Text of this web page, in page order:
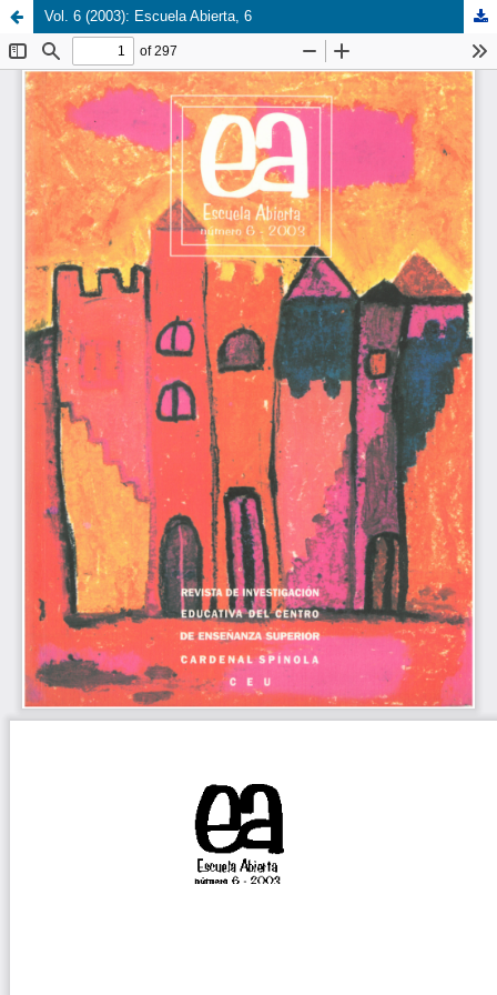
Vol. 6 (2003): Escuela Abierta, 6